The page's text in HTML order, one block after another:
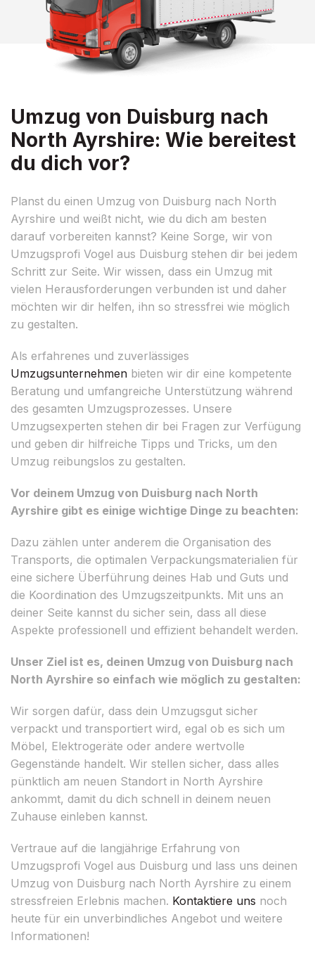
Umzug von Duisburg nach
North Ayrshire: Wie bereitest
du dich vor?
Planst du einen Umzug von Duisburg nach North
Ayrshire und weißt nicht, wie du dich am besten
darauf vorbereiten kannst? Keine Sorge, wir von
Umzugsprofi Vogel aus Duisburg stehen dir bei jedem
Schritt zur Seite. Wir wissen, dass ein Umzug mit
vielen Herausforderungen verbunden ist und daher
möchten wir dir helfen, ihn so stressfrei wie möglich
zu gestalten.
Als erfahrenes und zuverlässiges
Umzugsunternehmen bieten wir dir eine kompetente
Beratung und umfangreiche Unterstützung während
des gesamten Umzugsprozesses. Unsere
Umzugsexperten stehen dir bei Fragen zur Verfügung
und geben dir hilfreiche Tipps und Tricks, um den
Umzug reibungslos zu gestalten.
Vor deinem Umzug von Duisburg nach North
Ayrshire gibt es einige wichtige Dinge zu beachten:
Dazu zählen unter anderem die Organisation des
Transports, die optimalen Verpackungsmaterialien für
eine sichere Überführung deines Hab und Guts und
die Koordination des Umzugszeitpunkts. Mit uns an
deiner Seite kannst du sicher sein, dass all diese
Aspekte professionell und effizient behandelt werden.
Unser Ziel ist es, deinen Umzug von Duisburg nach
North Ayrshire so einfach wie möglich zu gestalten:
Wir sorgen dafür, dass dein Umzugsgut sicher
verpackt und transportiert wird, egal ob es sich um
Möbel, Elektrogeräte oder andere wertvolle
Gegenstände handelt. Wir stellen sicher, dass alles
pünktlich am neuen Standort in North Ayrshire
ankommt, damit du dich schnell in deinem neuen
Zuhause einleben kannst.
Vertraue auf die langjährige Erfahrung von
Umzugsprofi Vogel aus Duisburg und lass uns deinen
Umzug von Duisburg nach North Ayrshire zu einem
stressfreien Erlebnis machen. Kontaktiere uns noch
heute für ein unverbindliches Angebot und weitere
Informationen!